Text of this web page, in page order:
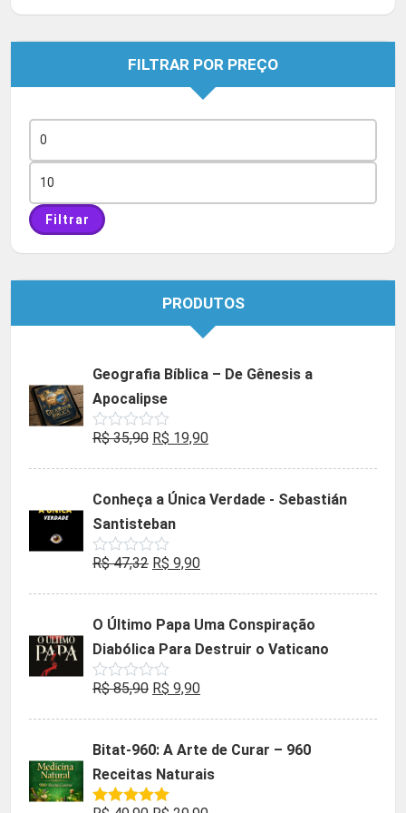
FILTRAR POR PREÇO
mínimo
máximo
Filtrar
PRODUTOS
Geografia Bíblica – De Gênesis a
Apocalipse
Avaliação
de
R$35,90 O
era:
R$ 35,90.
R$ 19,90O
é:
Conheça a Única Verdade - Sebastián
Santisteban
Avaliação
de
R$47,32 O
era:
R$ 47,32.
R$ 9,90O
é:
R$ 9,90.
O Último Papa Uma Conspiração
Diabólica Para Destruir o Vaticano
Avaliação
de
R$85,90 O
era:
R$ 85,90.
R$ 9,90O
é:
R$ 9,90.
Bitat-960: A Arte de Curar – 960
Receitas Naturais